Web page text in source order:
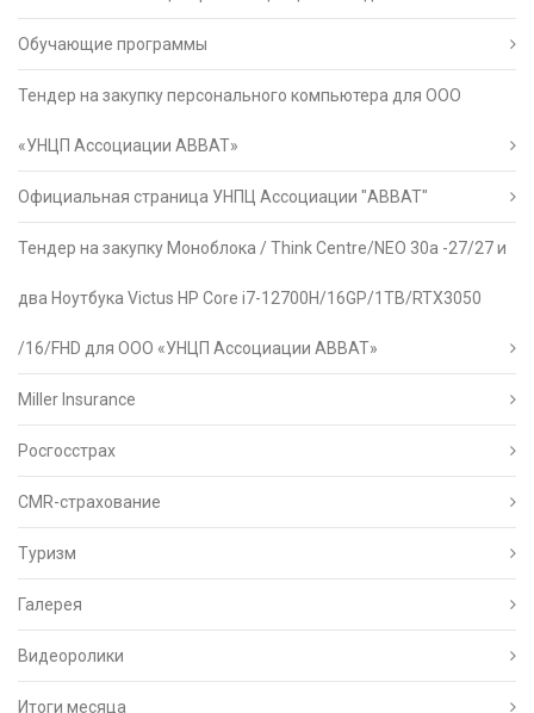
Обучающие программы
Тендер на закупку персонального компьютера для ООО
«УНЦП Ассоциации АВВАТ»
Официальная страница УНПЦ Ассоциации "АВВАТ"
Тендер на закупку Моноблока / Think Centre/NEO 30a -27/27 и
два Ноутбука Victus HP Core i7-12700H/16GP/1TB/RTX3050
/16/FHD для ООО «УНЦП Ассоциации АВВАТ»
Miller Insurance
Росгосстрах
CMR-страхование
Туризм
Галерея
Видеоролики
Итоги месяца